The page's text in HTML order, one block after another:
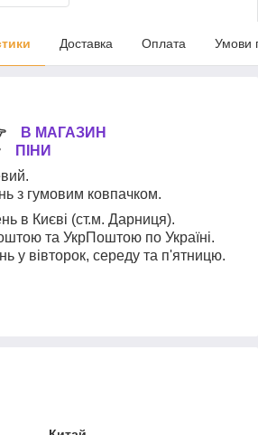
Доставка Оплата Умови
В МАГАЗИН
ПІНИ
з гумовим ковпачком.
в Києві (ст.м. Дарниця).
та УкрПоштою по Україні.
у вівторок, середу та п'ятницю.